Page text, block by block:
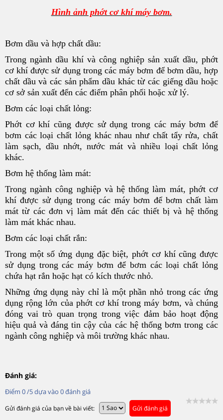
Hình ảnh phớt cơ khí máy bơm.
Bơm dầu và hợp chất dầu:
Trong ngành dầu khí và công nghiệp sản xuất dầu, phớt
cơ khí được sử dụng trong các máy bơm để bơm dầu, hợp
chất dầu và các sản phẩm dầu khác từ các giếng dầu hoặc
cơ sở sản xuất đến các điểm phân phối hoặc xử lý.
Bơm các loại chất lỏng:
Phớt cơ khí cũng được sử dụng trong các máy bơm để
bơm các loại chất lỏng khác nhau như chất tẩy rửa, chất
làm sạch, dầu nhớt, nước mát và nhiều loại chất lỏng
khác.
Bơm hệ thống làm mát:
Trong ngành công nghiệp và hệ thống làm mát, phớt cơ
khí được sử dụng trong các máy bơm để bơm chất làm
mát từ các đơn vị làm mát đến các thiết bị và hệ thống
làm mát khác nhau.
Bơm các loại chất rắn:
Trong một số ứng dụng đặc biệt, phớt cơ khí cũng được
sử dụng trong các máy bơm để bơm các loại chất lỏng
chứa hạt rắn hoặc hạt có kích thước nhỏ.
Những ứng dụng này chỉ là một phần nhỏ trong các ứng
dụng rộng lớn của phớt cơ khí trong máy bơm, và chúng
đóng vai trò quan trọng trong việc đảm bảo hoạt động
hiệu quả và đáng tin cậy của các hệ thống bơm trong các
ngành công nghiệp và môi trường khác nhau.
Đánh giá:
Điểm 0/5 dựa vào 0đánh giá
Gửi đánh giá của bạn về bài viết: Gửi đánh giá